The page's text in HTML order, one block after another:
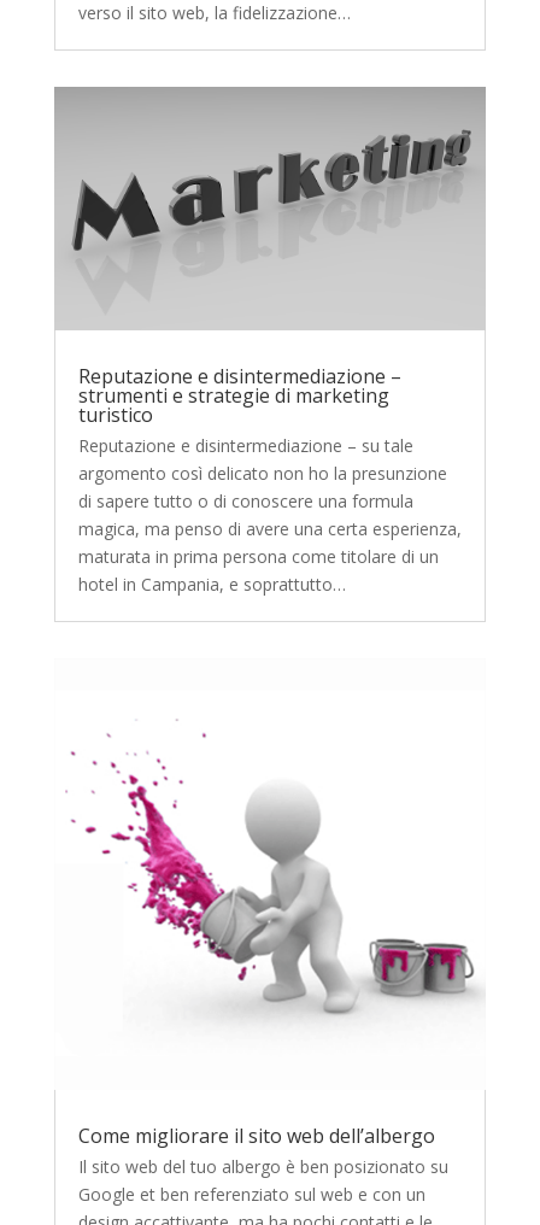
verso il sito web, la fidelizzazione…
Reputazione e disintermediazione –
strumenti e strategie di marketing
turistico
Reputazione e disintermediazione – su tale
argomento così delicato non ho la presunzione
di sapere tutto o di conoscere una formula
magica, ma penso di avere una certa esperienza,
maturata in prima persona come titolare di un
hotel in Campania, e soprattutto…
Come migliorare il sito web dell’albergo
Il sito web del tuo albergo è ben posizionato su
Google et ben referenziato sul web e con un